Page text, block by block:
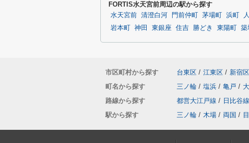
FORTIS水天宮前周辺の駅から探す
水天宮前 清澄白河 門前仲町 茅場町 浜町
岩本町
神田 東銀座 住吉 勝どき 東陽町 築
市区町村から探す 台東区 / 江東区 / 新宿区
町名から探す
三ノ輪 / 塩浜 / 亀戸 /
路線から探す
都営大江戸線 / 日比谷線
駅から探す
三ノ輪 / 木場 / 両国 /